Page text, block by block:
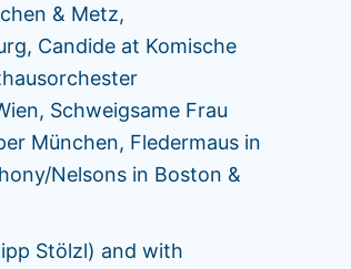
& Metz,
Candide at Komische
Schweigsame Frau
München, Fledermaus in
Nelsons in Boston &
Stölzl) and with